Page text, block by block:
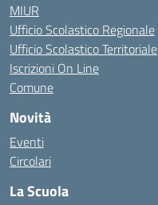
MIUR
Ufficio Scolastico Regionale
Ufficio Scolastico Territoriale
Iscrizioni On Line
Comune
Novità
Eventi
Circolari
La Scuola